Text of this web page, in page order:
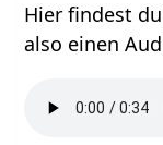
Hier findest